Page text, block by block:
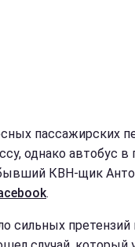
пассажирских
однако автобус в
КВН-щик
.
сильных претензий